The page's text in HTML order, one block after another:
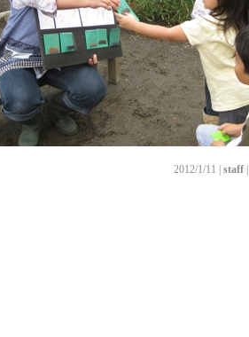
2012/1/11 | staff